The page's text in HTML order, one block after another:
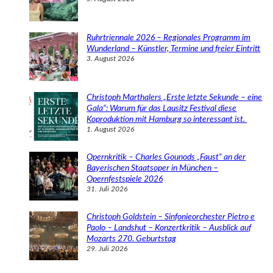
Ruhrtriennale 2026 – Regionales Programm im
Wunderland – Künstler, Termine und freier Eintritt
3. August 2026
Christoph Marthalers „Erste letzte Sekunde – eine
Gala“: Warum für das Lausitz Festival diese
Koproduktion mit Hamburg so interessant ist.
1. August 2026
Opernkritik – Charles Gounods „Faust“ an der
Bayerischen Staatsoper in München –
Opernfestspiele 2026
31. Juli 2026
Christoph Goldstein – Sinfonieorchester Pietro e
Paolo – Landshut – Konzertkritik – Ausblick auf
Mozarts 270. Geburtstag
29. Juli 2026